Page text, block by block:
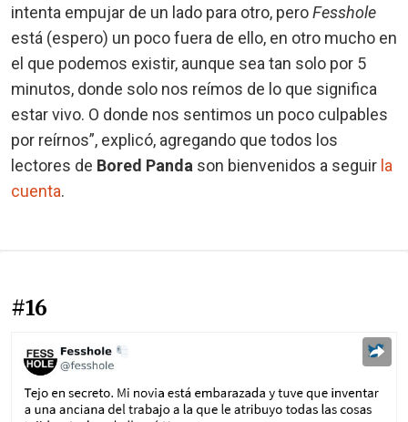
intenta empujar de un lado para otro, peroFesshole
está (espero) un poco fuera de ello, en otro mucho en
el que podemos existir, aunque sea tan solo por 5
minutos, donde solo nos reímos de lo que significa
estar vivo. O donde nos sentimos un poco culpables
por reírnos”, explicó, agregando que todos los
lectores de Bored Panda son bienvenidos a seguir la
cuenta.
#16